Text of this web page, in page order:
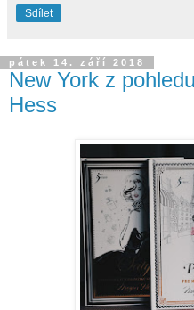
Sdílet
pátek 14. září 2018
New York z
Hess